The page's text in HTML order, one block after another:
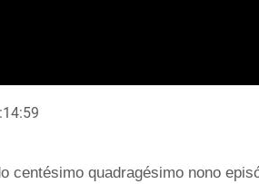
centésimo quadragésimo nono